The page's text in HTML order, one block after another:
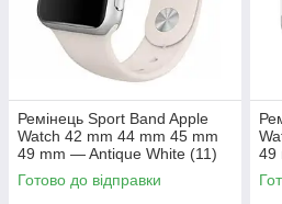
Ремінець Sport Band Apple
Watch 42 mm 44 mm 45 mm
49 mm — Antique White (11)
Готово до відправки
49